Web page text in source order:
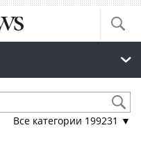
Все категории 199231 ▼